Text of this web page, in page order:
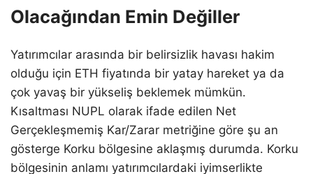
Olacağından Emin Değiller
Yatırımcılar arasında bir belirsizlik havası hakim
olduğu için ETH fiyatında bir yatay hareket ya da
çok yavaş bir yükseliş beklemek mümkün.
Kısaltması NUPL olarak ifade edilen Net
Gerçekleşmemiş Kar/Zarar metriğine göre şu an
gösterge Korku bölgesine aklaşmış durumda. Korku
bölgesinin anlamı yatırımcılardaki iyimserlikte